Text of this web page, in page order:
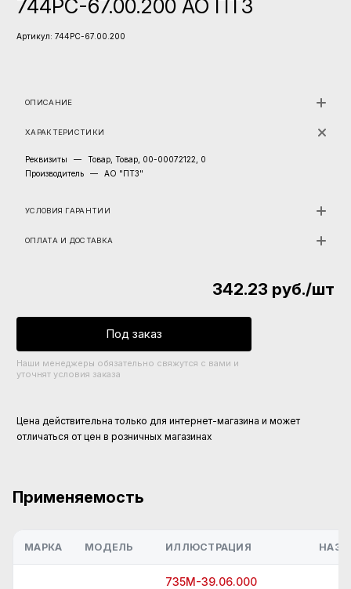
744РС-67.00.200 АО ПТЗ
Артикул: 744РС-67.00.200
ОПИСАНИЕ
ХАРАКТЕРИСТИКИ
Реквизиты —
Товар, Товар, 00-00072122, 0
Производитель
— АО "ПТЗ"
УСЛОВИЯ ГАРАНТИИ
ОПЛАТА И ДОСТАВКА
342.23 руб./шт
Под заказ
Наши менеджеры обязательно свяжутся с вами и
уточнят условия заказа
Цена действительна только для интернет-магазина и может
отличаться от цен в розничных магазинах
Применяемость
МАРКА МОДЕЛЬ ИЛЛЮСТРАЦИЯ
735М-39.06.000